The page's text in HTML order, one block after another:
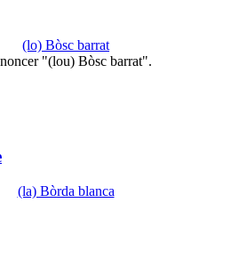
(lo) Bòsc barrat
"(lou) Bòsc barrat".
(la) Bòrda blanca